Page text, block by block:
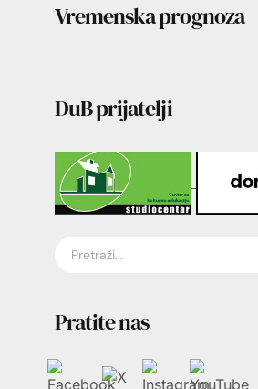
Vremenska prognoza
DuB prijatelji
Pratite nas